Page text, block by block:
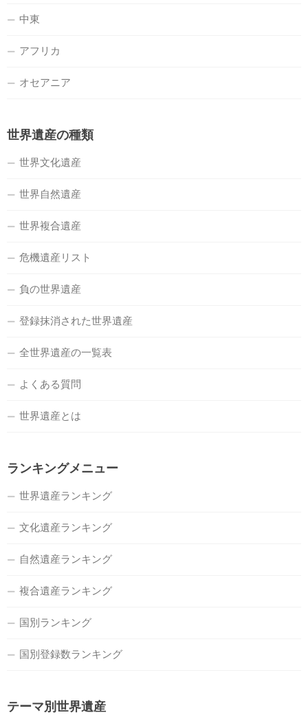
中東
アフリカ
オセアニア
世界遺産の種類
世界文化遺産
世界自然遺産
世界複合遺産
危機遺産リスト
負の世界遺産
登録抹消された世界遺産
全世界遺産の一覧表
よくある質問
世界遺産とは
ランキングメニュー
世界遺産ランキング
文化遺産ランキング
自然遺産ランキング
複合遺産ランキング
国別ランキング
国別登録数ランキング
テーマ別世界遺産